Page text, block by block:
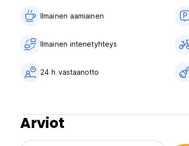
Ilmainen aamiainen‎
Ilmainen intenetyhteys
24 h vastaanotto
Arviot